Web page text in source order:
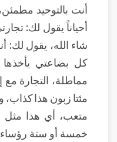
أنت بالتوحيد
أحياناً يقول لك:
شاء الله، يقول لك:
كل بضاعتي يأخذها
مماطلة، التجارة
مئتا زبون هذا كذاب،
متعب، أي هذا مثل
خمسة أو ستة رؤساء